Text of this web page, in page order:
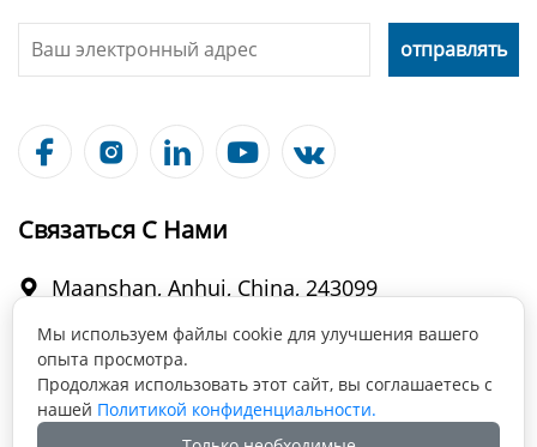
    
Связаться С Нами
 Maanshan, Anhui, China, 243099
 info@fabmax.cn
Мы используем файлы cookie для улучшения вашего
опыта просмотра.
Продолжая использовать этот сайт, вы соглашаетесь с
нашей Политикой конфиденциальности.